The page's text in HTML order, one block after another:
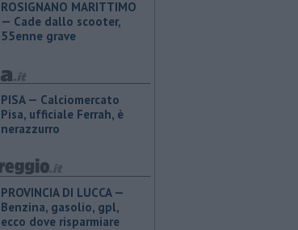
ROSIGNANO MARITTIMO
— Cade dallo scooter,
55enne grave
PISA — Calciomercato
Pisa, ufficiale Ferrah, è
nerazzurro
PROVINCIA DI LUCCA — ​
Benzina, gasolio, gpl,
ecco dove risparmiare